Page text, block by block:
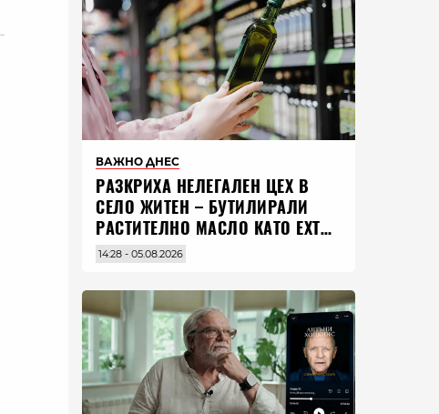
ВАЖНО ДНЕС
РАЗКРИХА НЕЛЕГАЛЕН ЦЕХ В
СЕЛО ЖИТЕН – БУТИЛИРАЛИ
РАСТИТЕЛНО МАСЛО КАТО EXTRA
VIRGIN ЗЕХТИН
14:28 - 05.08.2026